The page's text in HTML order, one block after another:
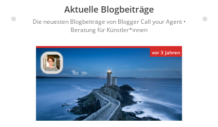
Aktuelle Blogbeiträge
Die neuesten Blogbeiträge von Blogger Call your Agent •
Beratung für Künstler*innen
vor 3 Jahren